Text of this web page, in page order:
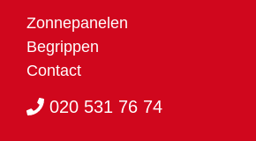
Zonnepanelen
Begrippen
Contact
020 531 76 74